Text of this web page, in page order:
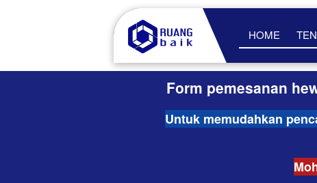
HOME
Form pemesanan
Untuk memudahkan